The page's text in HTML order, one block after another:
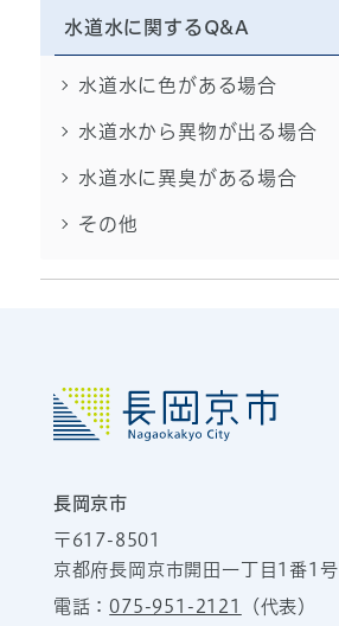
水道水に関するQ&A
水道水に色がある場合
水道水から異物が出る場合
水道水に異臭がある場合
その他
長岡京市
〒617-8501
京都府長岡京市開田一丁目1番1号
電話：075-951-2121
（代表）